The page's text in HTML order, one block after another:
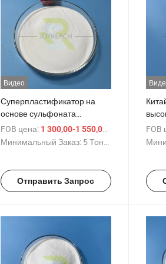
Видео
Суперпластификатор на
основе сульфоната
меламина формальдегида
для водоуменьшителя
FOB цена: 1 300,00-1 550,00 $
Минимальный Заказ: 5 Тонны
Отправить Запрос
FOB